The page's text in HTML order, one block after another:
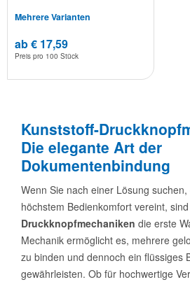
Mehrere Varianten
ab € 17,59
Preis pro 100 Stück
Kunststoff-
Die elegante Art der
Dokumentenbindung
Wenn Sie nach einer Lösung
höchstem Bedienkomfort vereint,
Druckknopfmechaniken die erste
Mechanik ermöglicht es, mehrere
zu binden und dennoch ein flüssiges
gewährleisten. Ob für hochwertige